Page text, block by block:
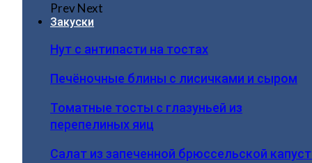
PrevNext
Закуски
Нут с антипасти на тостах
Печёночные блины с лисичками и сыром
Томатные тосты с глазуньей из
перепелиных яиц
Салат из запеченной брюссельской